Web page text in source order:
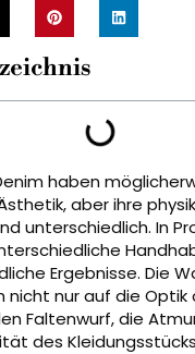
haben
aber ihre
unterschiedlich. In
Ergebnisse. Die
nicht nur auf die Optik
Faltenwurf, die
des